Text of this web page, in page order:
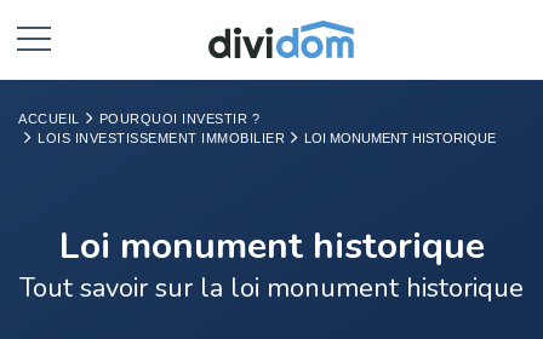
ACCUEIL
POURQUOI INVESTIR ?
LOIS INVESTISSEMENT IMMOBILIER
LOI MONUMENT HISTORIQUE
Loi monument historique
Tout savoir sur la loi monument historique